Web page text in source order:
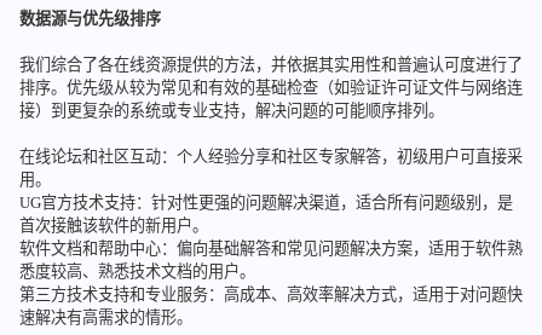
数据源与优先级排序
我们综合了各在线资源提供的方法，并依据其实用性和普遍认可度进行了
排序。优先级从较为常见和有效的基础检查（如验证许可证文件与网络连
接）到更复杂的系统或专业支持，解决问题的可能顺序排列。
在线论坛和社区互动：个人经验分享和社区专家解答，初级用户可直接采
用。
UG官方技术支持：针对性更强的问题解决渠道，适合所有问题级别，是
首次接触该软件的新用户。
软件文档和帮助中心：偏向基础解答和常见问题解决方案，适用于软件熟
悉度较高、熟悉技术文档的用户。
第三方技术支持和专业服务：高成本、高效率解决方式，适用于对问题快
速解决有高需求的情形。